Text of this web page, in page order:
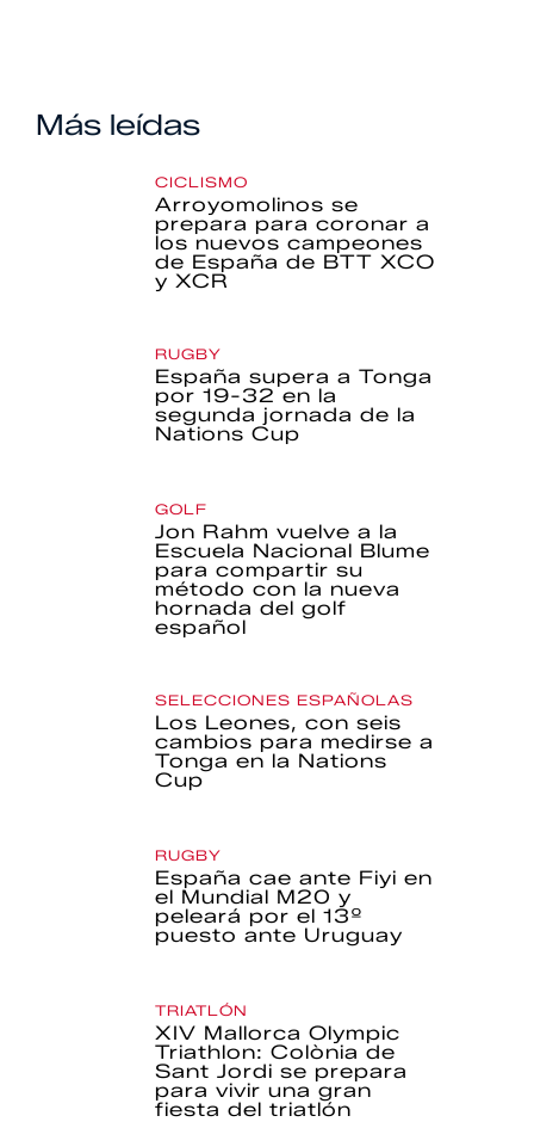
Más leídas
CICLISMO
Arroyomolinos se
prepara para coronar a
los nuevos campeones
de España de BTT XCO
y XCR
RUGBY
España supera a Tonga
por 19-32 en la
segunda jornada de la
Nations Cup
GOLF
Jon Rahm vuelve a la
Escuela Nacional Blume
para compartir su
método con la nueva
hornada del golf
español
SELECCIONES ESPAÑOLAS
Los Leones, con seis
cambios para medirse a
Tonga en la Nations
Cup
RUGBY
España cae ante Fiyi en
el Mundial M20 y
peleará por el 13º
puesto ante Uruguay
TRIATLÓN
XIV Mallorca Olympic
Triathlon: Colònia de
Sant Jordi se prepara
para vivir una gran
fiesta del triatlón